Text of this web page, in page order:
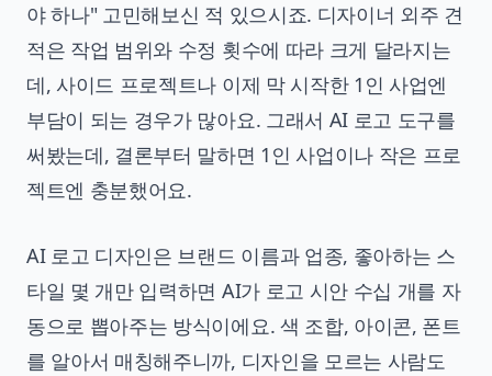
야 하나" 고민해보신 적 있으시죠. 디자이너 외주 견
적은 작업 범위와 수정 횟수에 따라 크게 달라지는
데, 사이드 프로젝트나 이제 막 시작한 1인 사업엔
부담이 되는 경우가 많아요. 그래서 AI 로고 도구를
써봤는데, 결론부터 말하면 1인 사업이나 작은 프로
젝트엔 충분했어요.
AI 로고 디자인은 브랜드 이름과 업종, 좋아하는 스
타일 몇 개만 입력하면 AI가 로고 시안 수십 개를 자
동으로 뽑아주는 방식이에요. 색 조합, 아이콘, 폰트
를 알아서 매칭해주니까, 디자인을 모르는 사람도